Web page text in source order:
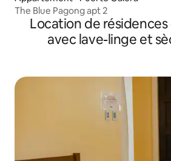
The Blue Pagong apt 2
Location de
avec lave-linge et